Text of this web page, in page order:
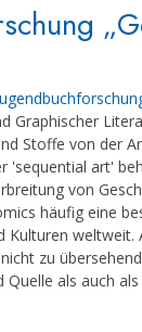
Graphischer
Stoffe von der
'sequential art'
von
häufig eine
weltweit.
zu
als auch